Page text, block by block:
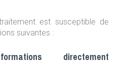
est susceptible de
suivantes :
directement